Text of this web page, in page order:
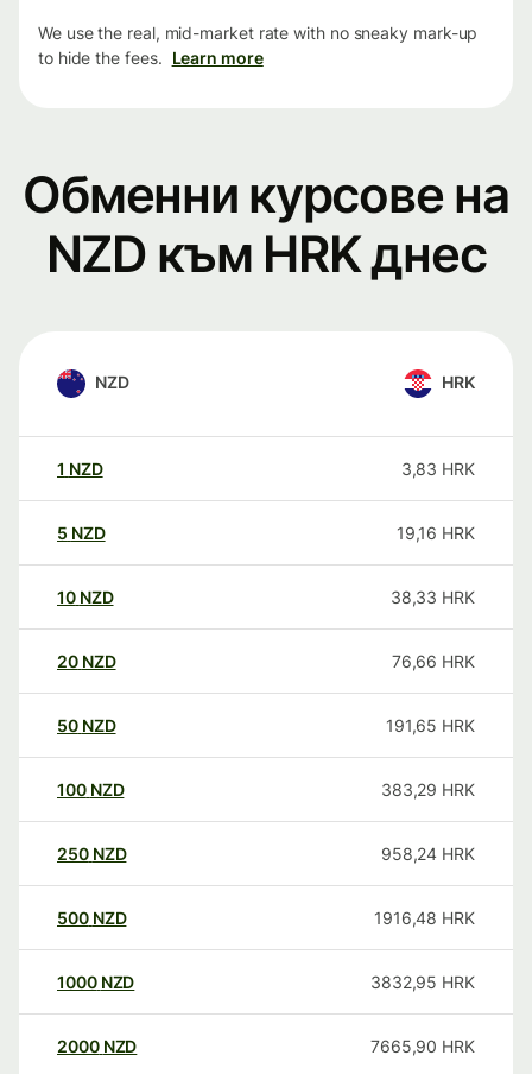
We use the real, mid-market rate with no sneaky mark-up
to hide the fees. Learn more
Обменни курсове на
NZD към HRK днес
NZD HRK
1 NZD 3,83 HRK
5 NZD 19,16 HRK
10 NZD 38,33 HRK
20 NZD 76,66 HRK
50 NZD 191,65 HRK
100 NZD 383,29 HRK
250 NZD 958,24 HRK
500 NZD 1916,48 HRK
1000 NZD 3832,95 HRK
2000 NZD 7665,90 HRK